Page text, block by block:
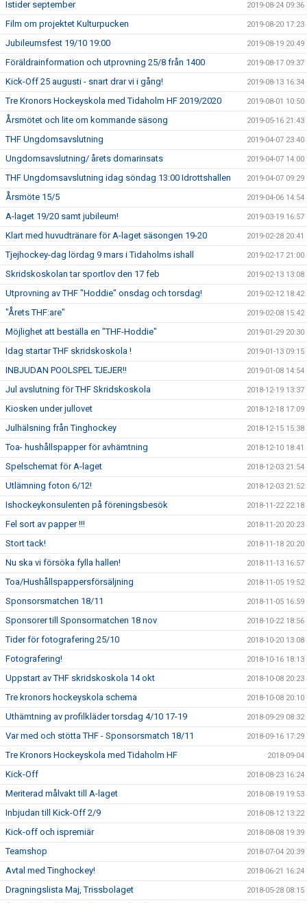
Istider september 2019-08-24 09:36
Film om projektet Kulturpucken 2019-08-20 17:23
Jubileumsfest 19/10 19:00 2019-08-19 20:49
Föräldrainformation och utprovning 25/8 från 1400 2019-08-17 09:37
Kick-Off 25 augusti - snart drar vi i gång! 2019-08-13 16:34
Tre Kronors Hockeyskola med Tidaholm HF 2019/2020 2019-08-01 10:50
Årsmötet och lite om kommande säsong 2019-05-16 21:43
THF Ungdomsavslutning 2019-04-07 23:40
Ungdomsavslutning/ årets domarinsats 2019-04-07 14:00
THF Ungdomsavslutning idag söndag 13:00 Idrottshallen 2019-04-07 09:29
Årsmöte 15/5 2019-04-06 14:54
A-laget 19/20 samt jubileum! 2019-03-19 16:57
Klart med huvudtränare för A-laget säsongen 19-20 2019-02-28 20:41
Tjejhockey-dag lördag 9 mars i Tidaholms ishall 2019-02-17 21:00
Skridskoskolan tar sportlov den 17 feb 2019-02-13 13:08
Utprovning av THF "Hoddie" onsdag och torsdag! 2019-02-12 18:42
"Årets THF:are" 2019-02-08 15:42
Möjlighet att beställa en "THF-Hoddie" 2019-01-29 20:30
Idag startar THF skridskoskola ! 2019-01-13 09:15
INBJUDAN POOLSPEL TJEJER!! 2019-01-08 14:54
Jul avslutning för THF Skridskoskola 2018-12-19 13:37
Kiosken under jullovet 2018-12-18 17:09
Julhälsning från Tinghockey 2018-12-15 15:38
Toa- hushållspapper för avhämtning 2018-12-10 18:41
Spelschemat för A-laget 2018-12-03 21:54
Utlämning foton 6/12! 2018-12-03 21:52
Ishockeykonsulenten på föreningsbesök 2018-11-22 22:18
Fel sort av papper !!! 2018-11-20 20:23
Stort tack! 2018-11-18 20:20
Nu ska vi försöka fylla hallen! 2018-11-13 16:57
Toa/Hushållspappersförsäljning 2018-11-05 19:52
Sponsorsmatchen 18/11 2018-11-05 16:59
Sponsorer till Sponsormatchen 18 nov 2018-10-22 18:56
Tider för fotografering 25/10 2018-10-20 13:08
Fotografering! 2018-10-16 18:13
Uppstart av THF skridskoskola 14 okt 2018-10-08 20:23
Tre kronors hockeyskola schema 2018-10-08 20:10
Uthämtning av profilkläder torsdag 4/10 17-19 2018-09-29 08:32
Var med och stötta THF - Sponsorsmatch 18/11 2018-09-16 17:29
Tre Kronors Hockeyskola med Tidaholm HF 2018-09-04
Kick-Off 2018-08-23 16:24
Meriterad målvakt till A-laget 2018-08-19 19:53
Inbjudan till Kick-Off 2/9 2018-08-12 13:22
Kick-off och ispremiär 2018-08-08 19:39
Teamshop 2018-07-04 20:39
Avtal med Tinghockey! 2018-06-21 16:24
Dragningslista Maj, Trissbolaget 2018-05-28 08:15